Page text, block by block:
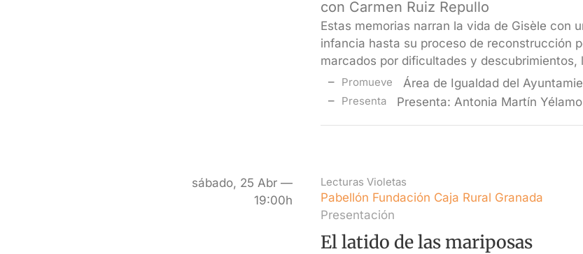
con Carmen Ruiz Repullo
Estas memorias narran la vida de Gisèle con
infancia hasta su proceso de reconstrucción
marcados por dificultades y
Promueve Área de Igualdad del
Presenta Presenta: Antonia Martín
sábado, 25 Abr —
19:00h
Lecturas Violetas
Pabellón Fundación Caja Rural Granada
Presentación
El latido de las mariposas